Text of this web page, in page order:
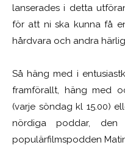
lanserades i detta
för att ni ska kunna få
hårdvara och andra
Så häng med i
framförallt, häng med
(varje söndag kl 15.00)
nördiga poddar, den
populärfilmspodden